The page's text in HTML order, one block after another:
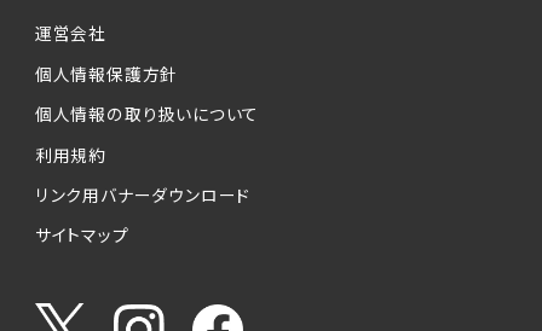
個人情報の第三者への提供について
当社は、以下の提供先に対して個人情報を提供
します。
(1)お客様が求人応募フォームより個人情報を
送信した事業主（広告主）への提供
お客様が求職活動・応募等を行った企業による
うやりとり・情報提供（採否・合否の検討を含み
運営会社
個人情報保護方針
個人情報の取り扱いについて
利用規約
リンク用バナーダウンロード
サイトマップ